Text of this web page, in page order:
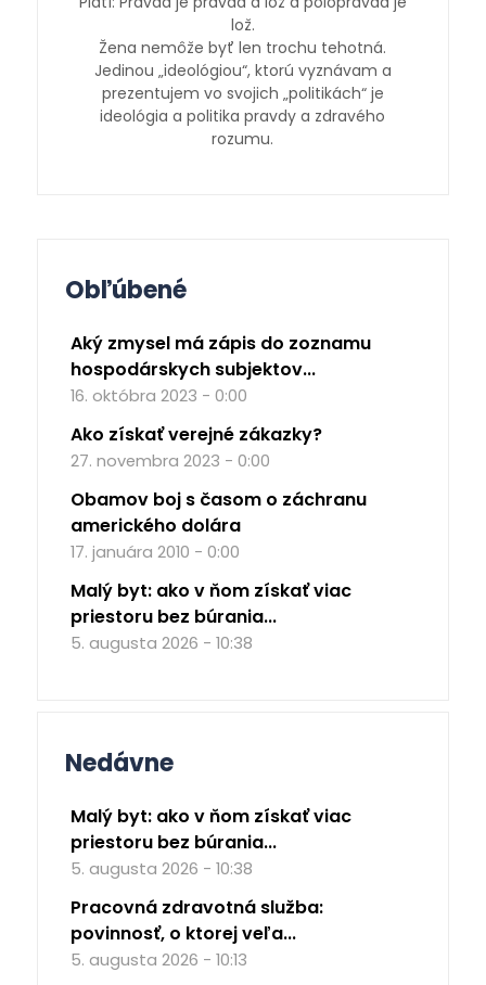
lož.
Žena nemôže byť len trochu tehotná.
Jedinou „ideológiou“, ktorú vyznávam a
prezentujem vo svojich „politikách“ je
ideológia a politika pravdy a zdravého
rozumu.
Obľúbené
Aký zmysel má zápis do zoznamu
hospodárskych subjektov...
16. októbra 2023 - 0:00
Ako získať verejné zákazky?
27. novembra 2023 - 0:00
Obamov boj s časom o záchranu
amerického dolára
17. januára 2010 - 0:00
Malý byt: ako v ňom získať viac
priestoru bez búrania...
5. augusta 2026 - 10:38
Nedávne
Malý byt: ako v ňom získať viac
priestoru bez búrania...
5. augusta 2026 - 10:38
Pracovná zdravotná služba:
povinnosť, o ktorej veľa...
5. augusta 2026 - 10:13